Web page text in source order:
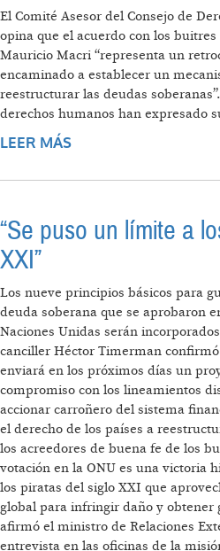
El Comité Asesor del Consejo de
opina que el acuerdo con los
Mauricio Macri “representa un
encaminado a establecer un
reestructurar las deudas
derechos humanos han expresado
LEER MÁS
“Se puso un límite a
XXI”
Los nueve principios básicos para
deuda soberana que se aprobaron
Naciones Unidas serán
canciller Héctor Timerman
enviará en los próximos días un
compromiso con los lineamientos
accionar carroñero del sistema
el derecho de los países a
los acreedores de buena fe de los
votación en la ONU es una victoria
los piratas del siglo XXI que
global para infringir daño y obtener
afirmó el ministro de Relaciones
entrevista en las oficinas de la